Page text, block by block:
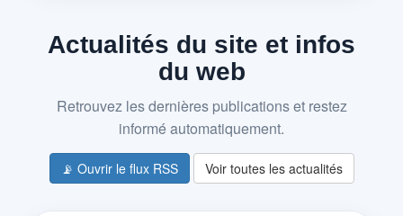
Actualités du site et infos
du web
Retrouvez les dernières publications et restez
informé automatiquement.
📡 Ouvrir le flux RSS Voir toutes les actualités